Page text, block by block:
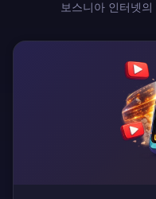
보스니아 인터넷